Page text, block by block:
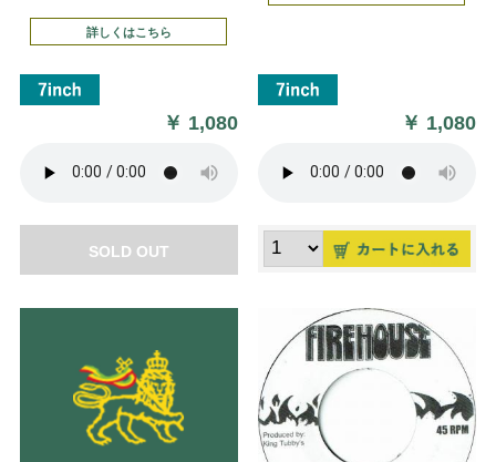
詳しくはこちら
￥ 1,080
SOLD OUT
￥ 1,080